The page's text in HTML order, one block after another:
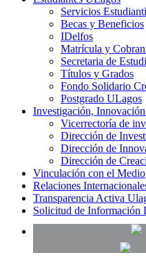
Servicios
Becas y Beneficios
IDelfos
Matrícula y
Secretaria de
Títulos y Grados
Fondo Solidario
Postgrado ULagos
Investigación,
Vicerrectoría de
Dirección de
Dirección de
Dirección de
Vinculación con el Medio
Relaciones
Transparencia Activa
Solicitud de Información